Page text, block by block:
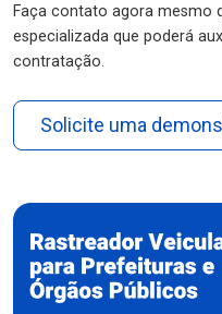
Faça contato agora mesmo
especializada que poderá
contratação.
Solicite uma